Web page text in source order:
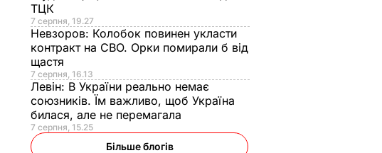
ТЦК
7 серпня, 19.27
Невзоров: Колобок повинен укласти
контракт на СВО. Орки помирали б від
щастя
7 серпня, 16.13
Левін: В України реально немає
союзників. Їм важливо, щоб Україна
билася, але не перемагала
7 серпня, 15.25
Більше блогів